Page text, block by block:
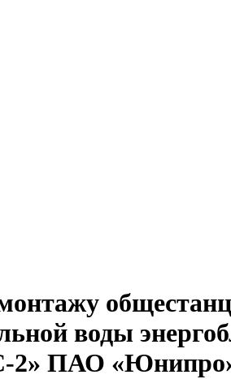
воды
ПАО «Юнипро»